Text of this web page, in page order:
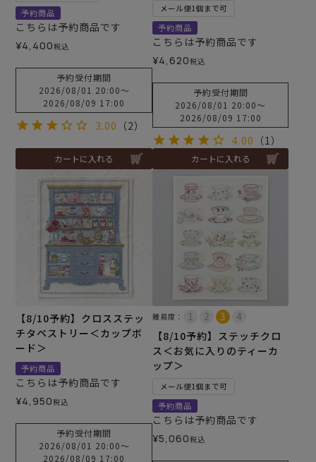
予約商品
こちらは予約商品です
¥4,400税込
予約受付期間
2026/08/01 20:00〜
2026/08/09 17:00
3.00 （2）
カートに入れる
メール便1個まで可
予約商品
こちらは予約商品です
¥4,620税込
予約受付期間
2026/08/01 20:00〜
2026/08/09 17:00
4.00 （1）
カートに入れる
【8/10予約】クロスステッ
チタペストリー＜カップボ
ード＞
予約商品
こちらは予約商品です
¥4,950税込
予約受付期間
2026/08/01 20:00〜
2026/08/09 17:00
難易度：
【8/10予約】ステッチクロ
ス＜お気に入りのティーカ
ップ＞
メール便1個まで可
予約商品
こちらは予約商品です
¥5,060税込